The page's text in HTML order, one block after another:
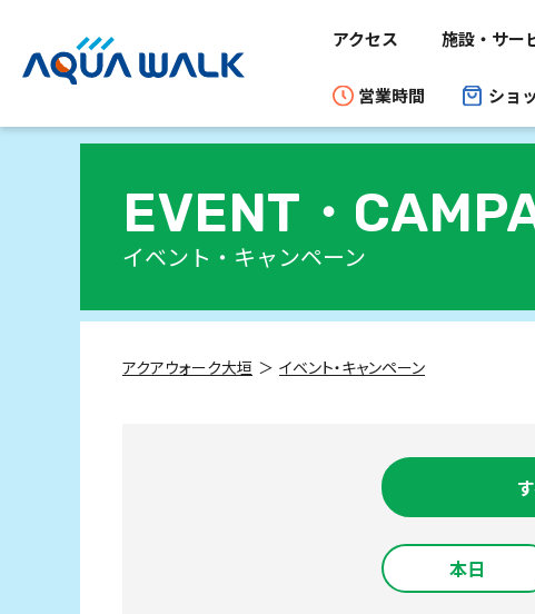
アクセス 施設・サー
営業時間 ショ
EVENT・
イベント・キャンペーン
アクアウォーク大垣 イベント・キャンペーン
本日